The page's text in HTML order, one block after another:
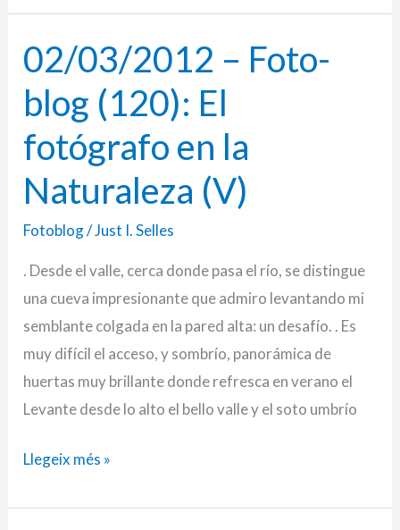
02/03/2012 – Foto-
blog (120): El
fotógrafo en la
Naturaleza (V)
Fotoblog/Just I. Selles
. Desde el valle, cerca donde pasa el río, se distingue
una cueva impresionante que admiro levantando mi
semblante colgada en la pared alta: un desafío. . Es
muy difícil el acceso, y sombrío, panorámica de
huertas muy brillante donde refresca en verano el
Levante desde lo alto el bello valle y el soto umbrío
02/03/2012
–
Foto-
blog
(120):
El
la
Naturaleza
(V)
Llegeix més »